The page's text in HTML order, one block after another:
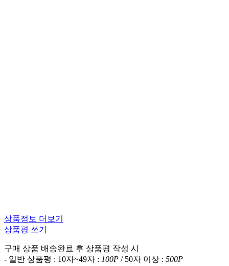
상품정보 더보기
상품평 쓰기
구매 상품 배송완료 후 상품평 작성 시
- 일반 상품평 : 10자~49자 : 100P / 50자 이상 : 500P